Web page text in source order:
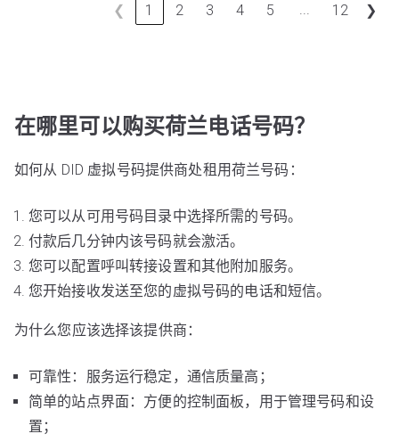
❮ 1 2 3 4 5 ... 12 ❯
在哪里可以购买荷兰电话号码？
如何从 DID 虚拟号码提供商处租用荷兰号码：
您可以从可用号码目录中选择所需的号码。
付款后几分钟内该号码就会激活。
您可以配置呼叫转接设置和其他附加服务。
您开始接收发送至您的虚拟号码的电话和短信。
为什么您应该选择该提供商：
可靠性：服务运行稳定，通信质量高；
简单的站点界面：方便的控制面板，用于管理号码和设
置；